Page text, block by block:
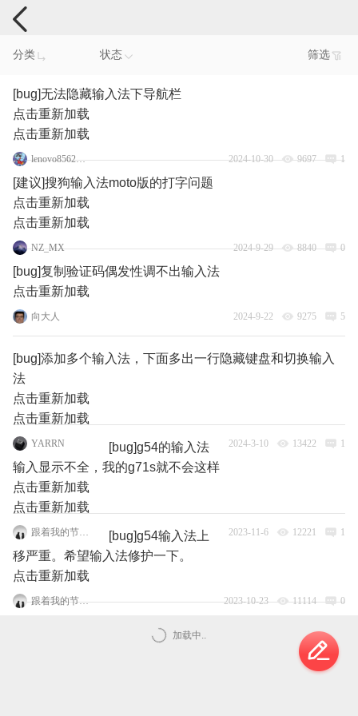
手机反馈
分类 状态 筛选
[bug]无法隐藏输入法下导航栏
点击重新加载
点击重新加载
lenovo85629879 2024-10-30 9697 1
[建议]搜狗输入法moto版的打字问题
点击重新加载
点击重新加载
NZ_MX 2024-9-29 8840 0
[bug]复制验证码偶发性调不出输入法
点击重新加载
向大人 2024-9-22 9275 5
[bug]添加多个输入法，下面多出一行隐藏键盘和切换输入
法
点击重新加载
点击重新加载
YARRN 2024-3-10 13422 1
[bug]g54的输入法
输入显示不全，我的g71s就不会这样
点击重新加载
点击重新加载
跟着我的节奏嗨起来 2023-11-6 12221 1
[bug]g54输入法上
移严重。希望输入法修护一下。
点击重新加载
跟着我的节奏嗨起来 2023-10-23 11114 0
加载中..